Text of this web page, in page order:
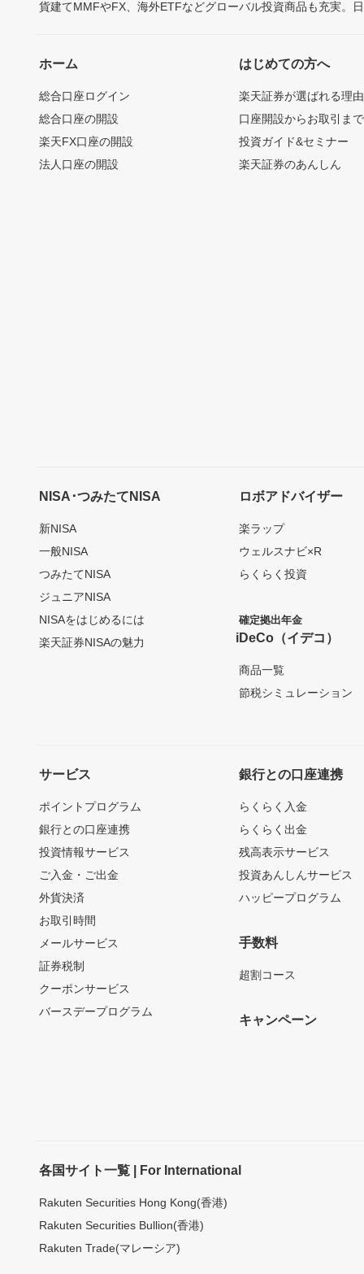
貨建てMMFやFX、海外ETFなどグローバル投資商品も充実。
ホーム
総合口座ログイン
総合口座の開設
楽天FX口座の開設
法人口座の開設
はじめての方へ
楽天証券が選ばれる理由
口座開設からお取引ま
投資ガイド&セミナー
楽天証券のあんしん
NISA･つみたてNISA
新NISA
一般NISA
つみたてNISA
ジュニアNISA
NISAをはじめるには
楽天証券NISAの魅力
ロボアドバイザー
楽ラップ
ウェルスナビ×R
らくらく投資
確定拠出年金
iDeCo（イデコ）
商品一覧
節税シミュレーション
サービス
ポイントプログラム
銀行との口座連携
投資情報サービス
ご入金・ご出金
外貨決済
お取引時間
メールサービス
証券税制
クーポンサービス
バースデープログラム
銀行との口座連携
らくらく入金
らくらく出金
残高表示サービス
投資あんしんサービス
ハッピープログラム
手数料
超割コース
キャンペーン
各国サイト一覧 | For International
Rakuten Securities Hong Kong(香港)
Rakuten Securities Bullion(香港)
Rakuten Trade(マレーシア)